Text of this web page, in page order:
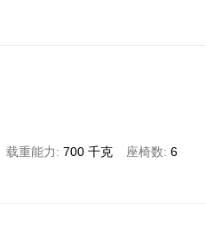
载重能力 700 千克 座椅数 6